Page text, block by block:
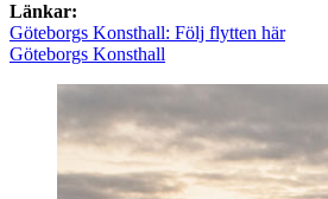
Länkar:
Göteborgs Konsthall: Följ flytten här
Göteborgs Konsthall